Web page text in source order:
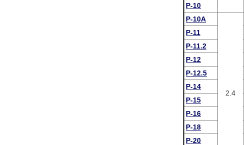
P-10
P-10A
2.4
P-11
P-11.2
P-12
P-12.5
P-14
P-15
P-16
P-18
P-20